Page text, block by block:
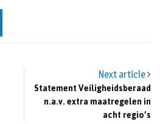
Next article
Statement Veiligheidsberaad
n.a.v. extra maatregelen in
acht regio’s